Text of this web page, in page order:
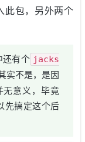
此包，另外两个
还有个 jacks
实不是，是因
无意义，毕竟
先搞定这个后